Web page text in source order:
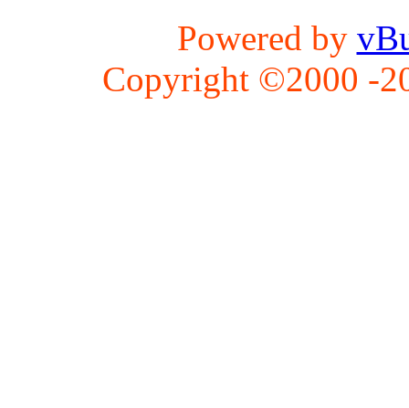
Powered by
Copyright ©2000 -